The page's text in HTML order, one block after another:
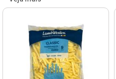
Veja mais